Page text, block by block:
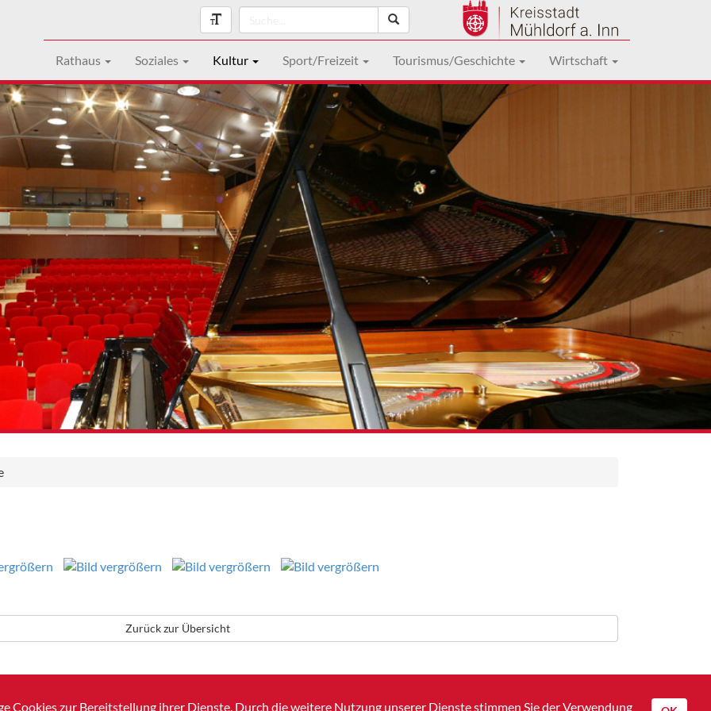
Rathaus Soziales Kultur Sport/Freizeit Tourismus/Geschichte Wirtschaft
Zurück zur Übersicht
Cookies zur Bereitstellung ihrer Dienste. Durch die weitere Nutzung unserer Dienste stimmen Sie der Verwendung